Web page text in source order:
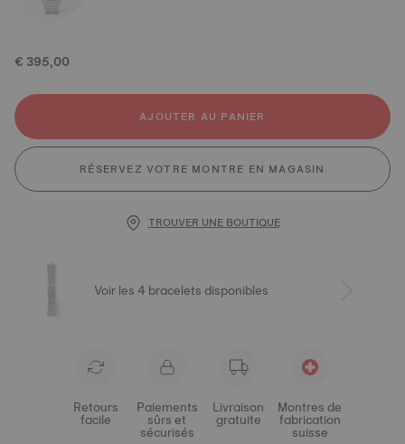
€ 395,00
AJOUTER AU PANIER
RÉSERVEZ VOTRE MONTRE EN MAGASIN
TROUVER UNE BOUTIQUE
Voir les 4 bracelets disponibles
Retours
facile
Paiements
sûrs et
sécurisés
Livraison
gratuite
Montres de
fabrication
suisse